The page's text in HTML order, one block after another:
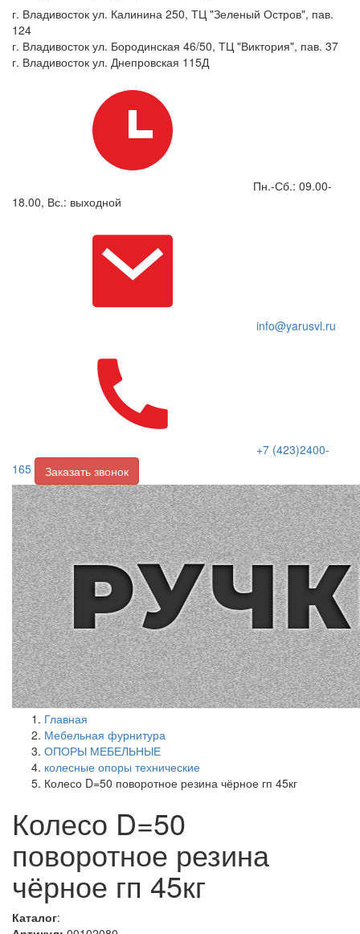
г. Владивосток ул. Калинина 250, ТЦ "Зеленый Остров", пав.
124
г. Владивосток ул. Бородинская 46/50, ТЦ "Виктория", пав. 37
г. Владивосток ул. Днепровская 115Д
Пн.-Сб.: 09.00-
18.00, Вс.: выходной
info@yarusvl.ru
+7 (423)2400-
165
Заказать звонок
Главная
Мебельная фурнитура
ОПОРЫ МЕБЕЛЬНЫЕ
колесные опоры технические
Колесо D=50 поворотное резина чёрное гп 45кг
Колесо D=50
поворотное резина
чёрное гп 45кг
Каталог: